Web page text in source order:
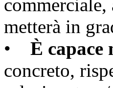
commerciale,
metterà in
•
È capace
concreto,